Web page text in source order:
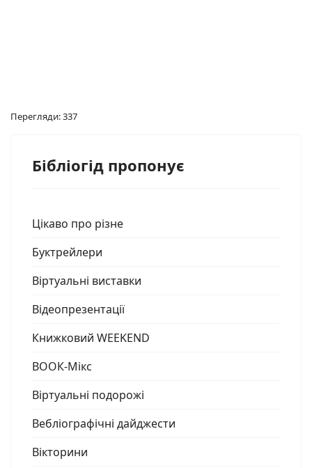
Перегляди: 337
Бібліогід пропонує
Цікаво про різне
Буктрейлери
Віртуальні виставки
Відеопрезентації
Книжковий WEEKEND
ВООК-Мікс
Віртуальні подорожі
Вебліографічні дайджести
Вікторини